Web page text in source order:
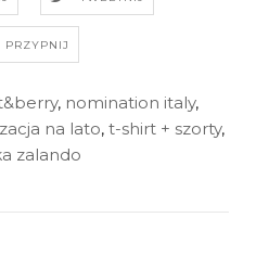
PRZYPNIJ
, nomination italy,
na lato, t-shirt + szorty,
zalando